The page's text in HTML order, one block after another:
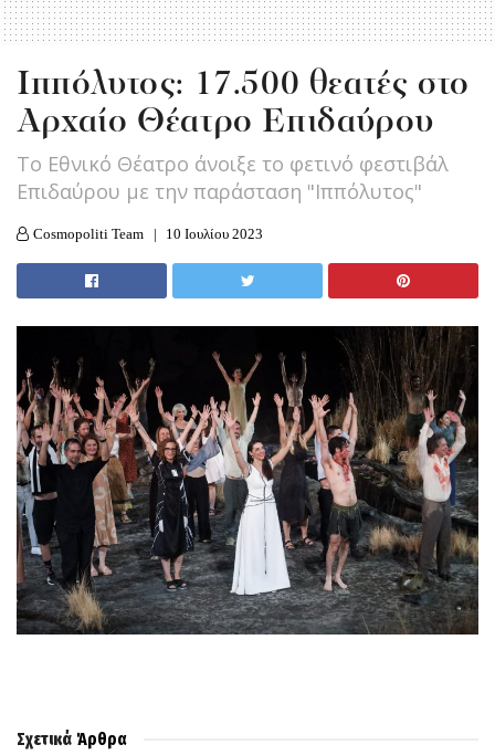
Ιππόλυτος: 17.500 θεατές στο
Αρχαίο Θέατρο Επιδαύρου
Το Εθνικό Θέατρο άνοιξε το φετινό φεστιβάλ
Επιδαύρου με την παράσταση "Ιππόλυτος"
Cosmopoliti Team 10 Ιουλίου 2023
Σχετικά Άρθρα